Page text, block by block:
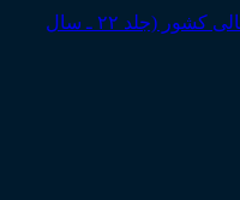
مذاکرات و آراء هیأت عمومی دیوان عالی کشور (جلد ۲۲ ـ سال